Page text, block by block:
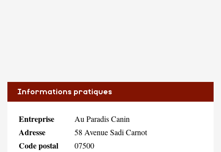
Informations pratiques
Entreprise Au Paradis Canin
Adresse 58 Avenue Sadi Carnot
Code postal 07500